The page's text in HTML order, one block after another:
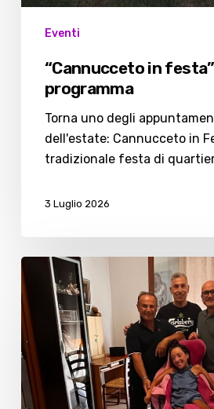
Eventi
“Cannucceto in
programma
Torna uno degli
dell'estate: Cannucceto in
tradizionale festa di
3 Luglio 2026
Cannucceto
in
Festa
2025:
raccolti 1000
euro per Giada